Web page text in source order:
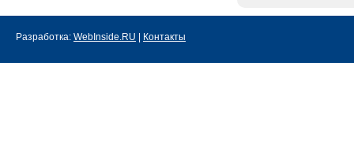
Разработка: WebInside.RU Контакты